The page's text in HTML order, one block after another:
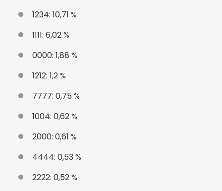
1234: 10,71 %
1111: 6,02 %
0000: 1,88 %
1212: 1,2 %
7777: 0,75 %
1004: 0,62 %
2000: 0,61 %
4444: 0,53 %
2222: 0,52 %